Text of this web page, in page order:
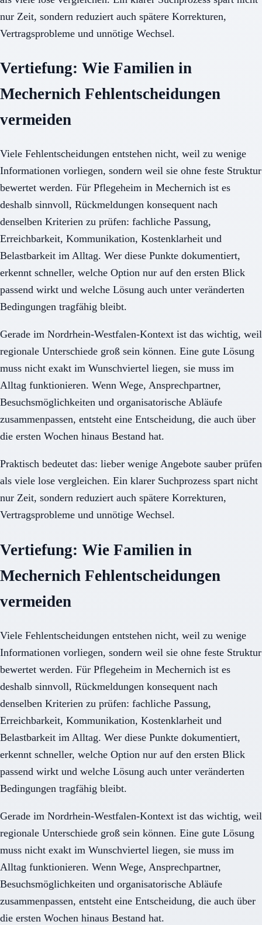
nur Zeit, sondern reduziert auch spätere Korrekturen,
Vertragsprobleme und unnötige Wechsel.
Vertiefung: Wie Familien in
Mechernich Fehlentscheidungen
vermeiden
Viele Fehlentscheidungen entstehen nicht, weil zu wenige
Informationen vorliegen, sondern weil sie ohne feste Struktur
bewertet werden. Für Pflegeheim in Mechernich ist es
deshalb sinnvoll, Rückmeldungen konsequent nach
denselben Kriterien zu prüfen: fachliche Passung,
Erreichbarkeit, Kommunikation, Kostenklarheit und
Belastbarkeit im Alltag. Wer diese Punkte dokumentiert,
erkennt schneller, welche Option nur auf den ersten Blick
passend wirkt und welche Lösung auch unter veränderten
Bedingungen tragfähig bleibt.
Gerade im Nordrhein-Westfalen-Kontext ist das wichtig, weil
regionale Unterschiede groß sein können. Eine gute Lösung
muss nicht exakt im Wunschviertel liegen, sie muss im
Alltag funktionieren. Wenn Wege, Ansprechpartner,
Besuchsmöglichkeiten und organisatorische Abläufe
zusammenpassen, entsteht eine Entscheidung, die auch über
die ersten Wochen hinaus Bestand hat.
Praktisch bedeutet das: lieber wenige Angebote sauber prüfen
als viele lose vergleichen. Ein klarer Suchprozess spart nicht
nur Zeit, sondern reduziert auch spätere Korrekturen,
Vertragsprobleme und unnötige Wechsel.
Vertiefung: Wie Familien in
Mechernich Fehlentscheidungen
vermeiden
Viele Fehlentscheidungen entstehen nicht, weil zu wenige
Informationen vorliegen, sondern weil sie ohne feste Struktur
bewertet werden. Für Pflegeheim in Mechernich ist es
deshalb sinnvoll, Rückmeldungen konsequent nach
denselben Kriterien zu prüfen: fachliche Passung,
Erreichbarkeit, Kommunikation, Kostenklarheit und
Belastbarkeit im Alltag. Wer diese Punkte dokumentiert,
erkennt schneller, welche Option nur auf den ersten Blick
passend wirkt und welche Lösung auch unter veränderten
Bedingungen tragfähig bleibt.
Gerade im Nordrhein-Westfalen-Kontext ist das wichtig, weil
regionale Unterschiede groß sein können. Eine gute Lösung
muss nicht exakt im Wunschviertel liegen, sie muss im
Alltag funktionieren. Wenn Wege, Ansprechpartner,
Besuchsmöglichkeiten und organisatorische Abläufe
zusammenpassen, entsteht eine Entscheidung, die auch über
die ersten Wochen hinaus Bestand hat.